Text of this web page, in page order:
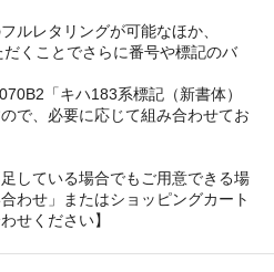
ルレタリングが可能なほか、
くことでさらに番号や標記のバ
「キハ183系標記（新書体）
で、必要に応じて組み合わせてお
している場合でもご用意できる場
わせ」またはショッピングカート
せください】